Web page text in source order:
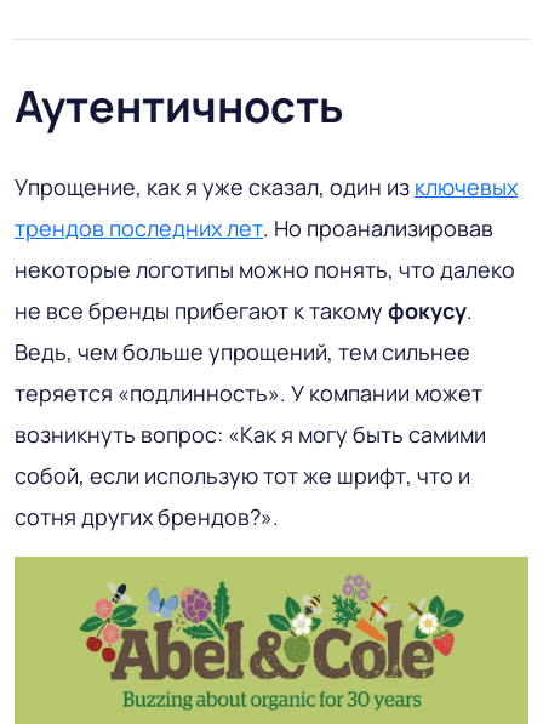
Аутентичность
Упрощение, как я уже сказал, один из ключевых
трендов последних лет. Но проанализировав
некоторые логотипы можно понять, что далеко
не все бренды прибегают к такому фокусу.
Ведь, чем больше упрощений, тем сильнее
теряется «подлинность». У компании может
возникнуть вопрос: «Как я могу быть самими
собой, если использую тот же шрифт, что и
сотня других брендов?».